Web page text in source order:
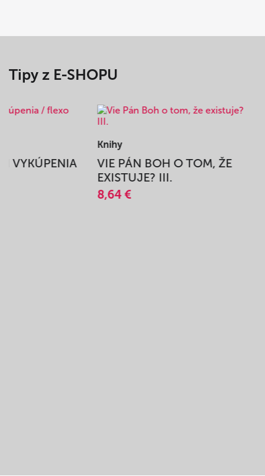
Tipy z E-SHOPU
VYKÚPENIA
Knihy
VIE PÁN BOH O TOM, ŽE
EXISTUJE? III.
8,64 €